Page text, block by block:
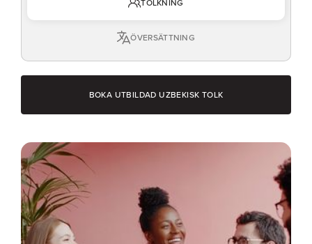
TOLKNING
ÖVERSÄTTNING
BOKA UTBILDAD UZBEKISK TOLK